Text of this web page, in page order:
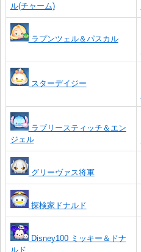
ル(チャーム)
ラプンツェル＆パスカル
スターデイジー
ラブリースティッチ＆エン
ジェル
グリーヴァス将軍
探検家ドナルド
Disney100 ミッキー＆ドナ
ルド